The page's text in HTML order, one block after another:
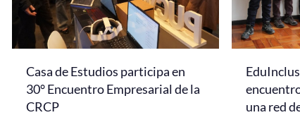
Casa de Estudios participa en
30° Encuentro Empresarial de la
CRCP
una red